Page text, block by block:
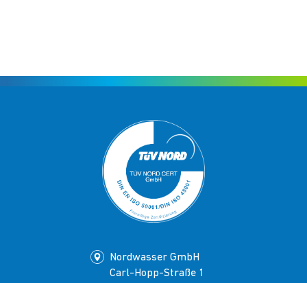
Nordwasser GmbH
Carl-Hopp-Straße 1